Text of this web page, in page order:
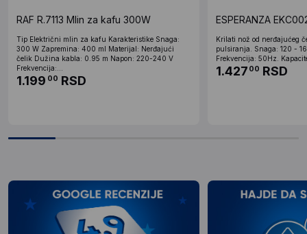
RAF R.7113 Mlin za kafu 300W
Tip Električni mlin za kafu Karakteristike Snaga:
300 W Zapremina: 400 ml Materijal: Nerđajući
čelik Dužina kabla: 0.95 m Napon: 220-240 V
Frekvencija:...
1.199 00 RSD
ESPERANZA
Krilati nož od nerđajućeg
pulsiranja. Snaga: 120 -
Frekvencija: 50Hz.
1.427 00 RSD